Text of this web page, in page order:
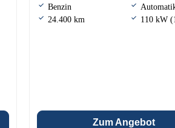
Benzin
24.400 km
110 kW
Zum Angebot